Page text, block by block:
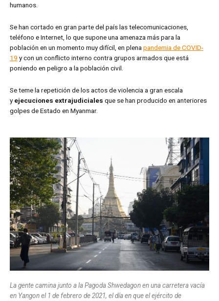
humanos.
Se han cortado en gran parte del país las telecomunicaciones,
teléfono e Internet, lo que supone una amenaza más para la
población en un momento muy difícil, en plenapandemia de COVID-
19 y con un conflicto interno contra grupos armados que está
poniendo en peligro a la población civil.
Se teme la repetición de los actos de violencia a gran escala
yejecuciones extrajudiciales que se han producido en anteriores
golpes de Estado en Myanmar.
La gente camina junto a la Pagoda Shwedagon en una carretera vacía
en Yangon el 1 de febrero de 2021, el día en que el ejército de